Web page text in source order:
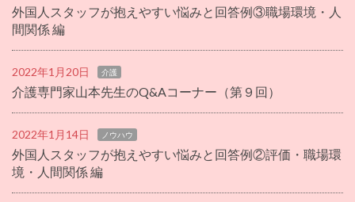
外国人スタッフが抱えやすい悩みと回答例③職場環境・人
間関係 編
2022年1月20日 介護
介護専門家山本先生のQ&Aコーナー（第９回）
2022年1月14日 ノウハウ
外国人スタッフが抱えやすい悩みと回答例②評価・職場環
境・人間関係 編